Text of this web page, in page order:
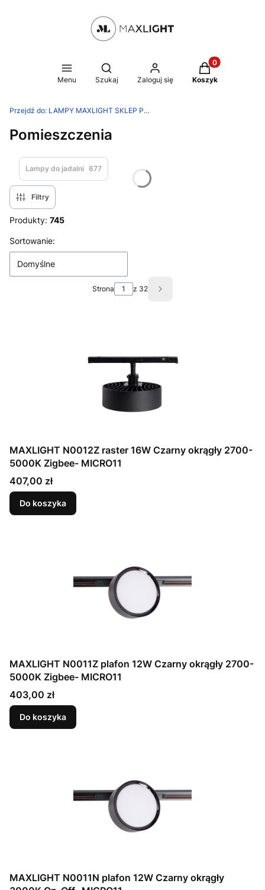
Menu
Otwórz wyszukiwarkę
Szukaj Zaloguj się
Produkty w
Koszyk
Przejdź do: LAMPY MAXLIGHT SKLEP PRODUCENTA
Pomieszczenia
Lampy do jadalni 677
Filtry
Produkty: 745
Lista produktów
Sortowanie:
Domyślne
Strona z 32 Następne produkty
MAXLIGHT N0012Z raster 16W Czarny okrągły 2700-
5000K Zigbee- MICRO11
Cena
407,00 zł
Do koszyka
MAXLIGHT N0011Z plafon 12W Czarny okrągły 2700-
5000K Zigbee- MICRO11
Cena
403,00 zł
Do koszyka
MAXLIGHT N0011N plafon 12W Czarny okrągły